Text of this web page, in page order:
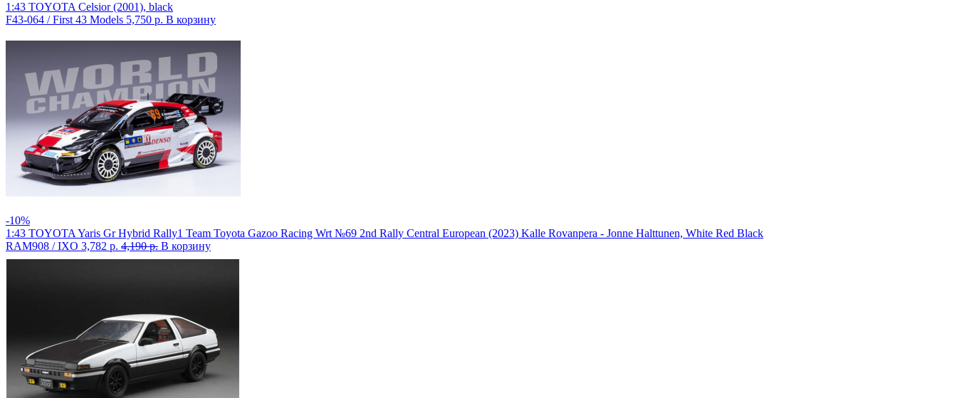
1:43 TOYOTA Celsior (2001), black
F43-064 / First 43 Models 5,750 р. В корзину
-10%
1:43 TOYOTA Yaris Gr Hybrid Rally1 Team Toyota Gazoo Racing Wrt №69 2nd Rally Central European (2023) Kalle Rovanpera - Jonne Halttunen, White Red Black
RAM908 / IXO 3,782 р. 4,190 р. В корзину